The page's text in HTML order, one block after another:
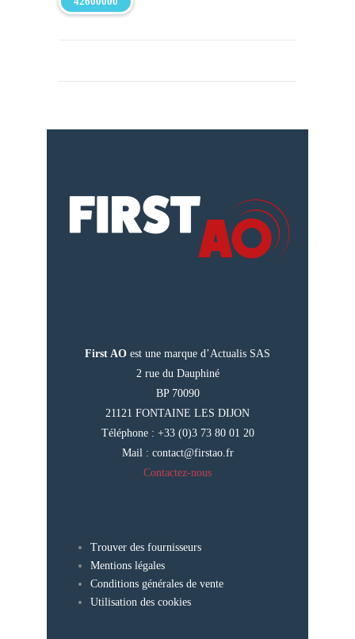
First AO est une marque d’Actualis SAS
2 rue du Dauphiné
BP 70090
21121 FONTAINE LES DIJON
Téléphone : +33 (0)3 73 80 01 20
Mail : contact@firstao.fr
Contactez-nous
Trouver des fournisseurs
Mentions légales
Conditions générales de vente
Utilisation des cookies